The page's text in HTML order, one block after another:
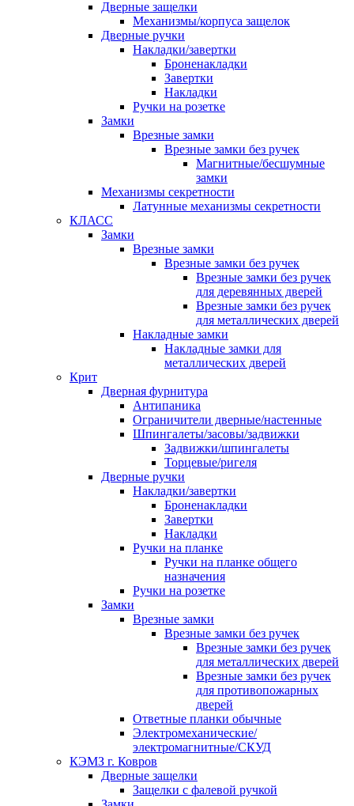
Дверные защелки
Механизмы/корпуса защелок
Дверные ручки
Накладки/завертки
Броненакладки
Завертки
Накладки
Ручки на розетке
Замки
Врезные замки
Врезные замки без ручек
Магнитные/бесшумные
замки
Механизмы секретности
Латунные механизмы секретности
КЛАСС
Замки
Врезные замки
Врезные замки без ручек
Врезные замки без ручек
для деревянных дверей
Врезные замки без ручек
для металлических дверей
Накладные замки
Накладные замки для
металлических дверей
Крит
Дверная фурнитура
Антипаника
Ограничители дверные/настенные
Шпингалеты/засовы/задвижки
Задвижки/шпингалеты
Торцевые/ригеля
Дверные ручки
Накладки/завертки
Броненакладки
Завертки
Накладки
Ручки на планке
Ручки на планке общего
назначения
Ручки на розетке
Замки
Врезные замки
Врезные замки без ручек
Врезные замки без ручек
для металлических дверей
Врезные замки без ручек
для противопожарных
дверей
Ответные планки обычные
Электромеханические/
электромагнитные/СКУД
КЭМЗ г. Ковров
Дверные защелки
Защелки с фалевой ручкой